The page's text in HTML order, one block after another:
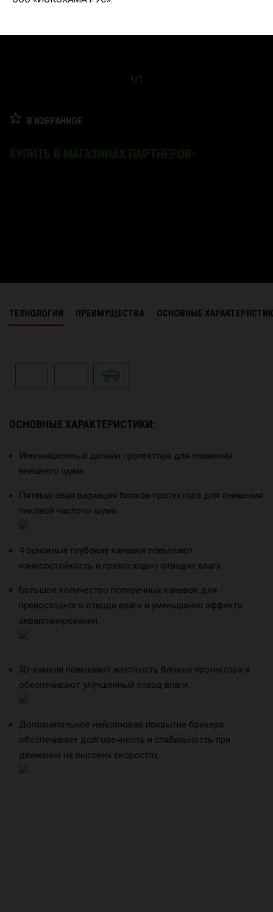
1 /1
В ИЗБРАННОЕ
КУПИТЬ В МАГАЗИНАХ ПАРТНЕРОВ
ТЕХНОЛОГИИ ПРЕИМУЩЕСТВА ОСНОВНЫЕ
ОСНОВНЫЕ ХАРАКТЕРИСТИКИ:
Инновационный дизайн протектора для снижения
внешнего шума
Пятишаговая вариация блоков протектора для снижения
пиковой частоты шума
4 основные глубокие канавки повышают
износостойкость и превосходно отводят влагу.
Большое количество поперечных канавок для
превосходного отвода влаги и уменьшения эффекта
аквапланирования.
3D-ламели повышают жесткость блоков протектора и
обеспечивают улучшенный отвод влаги.
Дополнительное нейлоновое покрытие брекера
обеспечивает долговечность и стабильность при
движении на высоких скоростях.